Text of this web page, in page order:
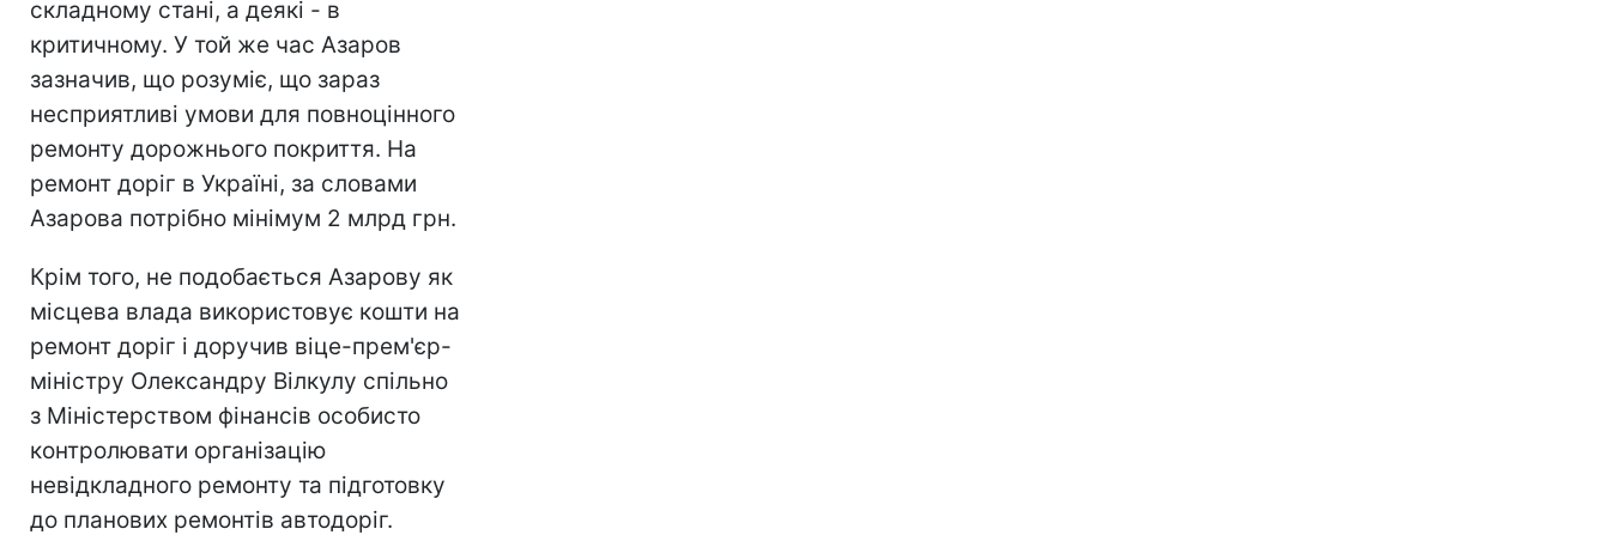
складному стані, а деякі - в
критичному. У той же час Азаров
зазначив, що розуміє, що зараз
несприятливі умови для повноцінного
ремонту дорожнього покриття. На
ремонт доріг в Україні, за словами
Азарова потрібно мінімум 2 млрд грн.
Крім того, не подобається Азарову як
місцева влада використовує кошти на
ремонт доріг і доручив віце-прем'єр-
міністру Олександру Вілкулу спільно
з Міністерством фінансів особисто
контролювати організацію
невідкладного ремонту та підготовку
до планових ремонтів автодоріг.